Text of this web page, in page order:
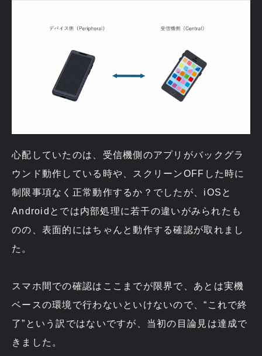
心配していたのは、受信機側のアプリがバックグラ
ウンド動作している時や、スクリーンOFFした時に
制限事項なく正常動作するか？でしたが、iOSと
Androidとでは内部処理に若干の違いがみられたも
のの、表面的にはちゃんと動作する確認が取れまし
た。
スマホ間での確認はここまでが限界で、あとは実機
ベースの環境で行わないといけないので、“これで終
了”という訳ではないですが、当初の目論見は達成で
きました。